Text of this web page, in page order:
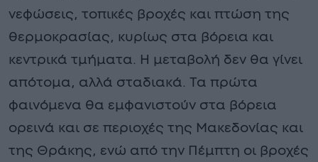
νεφώσεις, τοπικές βροχές και πτώση της
θερμοκρασίας, κυρίως στα βόρεια και
κεντρικά τμήματα. Η μεταβολή δεν θα γίνει
απότομα, αλλά σταδιακά. Τα πρώτα
φαινόμενα θα εμφανιστούν στα βόρεια
ορεινά και σε περιοχές της Μακεδονίας και
της Θράκης, ενώ από την Πέμπτη οι βροχές